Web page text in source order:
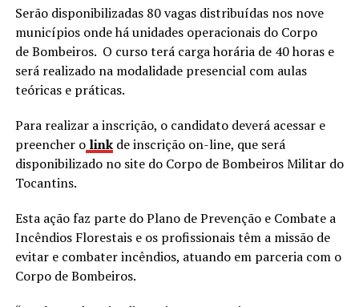
Serão disponibilizadas 80 vagas distribuídas nos nove
municípios onde há unidades operacionais do Corpo
de Bombeiros. O curso terá carga horária de 40 horas e
será realizado na modalidade presencial com aulas
teóricas e práticas.
Para realizar a inscrição, o candidato deverá acessar e
preencher o linkde inscrição on-line, que será
disponibilizado no site do Corpo de Bombeiros Militar do
Tocantins.
Esta ação faz parte do Plano de Prevenção e Combate a
Incêndios Florestais e os profissionais têm a missão de
evitar e combater incêndios, atuando em parceria com o
Corpo de Bombeiros.